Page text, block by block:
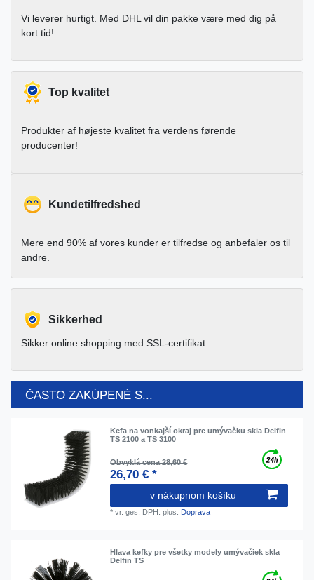
Vi leverer hurtigt. Med DHL vil din pakke være med dig på
kort tid!
Top kvalitet
Produkter af højeste kvalitet fra verdens førende
producenter!
Kundetilfredshed
Mere end 90% af vores kunder er tilfredse og anbefaler os til
andre.
Sikkerhed
Sikker online shopping med SSL-certifikat.
ČASTO ZAKÚPENÉ S...
Kefa na vonkajší okraj pre umývačku skla Delfin
TS 2100 a TS 3100
Obvyklá cena 28,60 €
26,70 € *
v nákupnom košíku
*vr. ges. DPH. plus. Doprava
Hlava kefky pre všetky modely umývačiek skla
Delfin TS